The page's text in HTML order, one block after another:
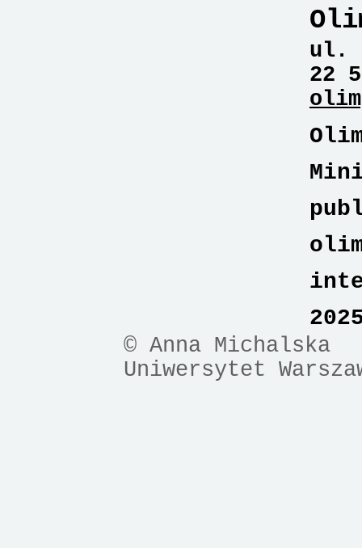
ul.
22
© Anna Michalska
Uniwersytet